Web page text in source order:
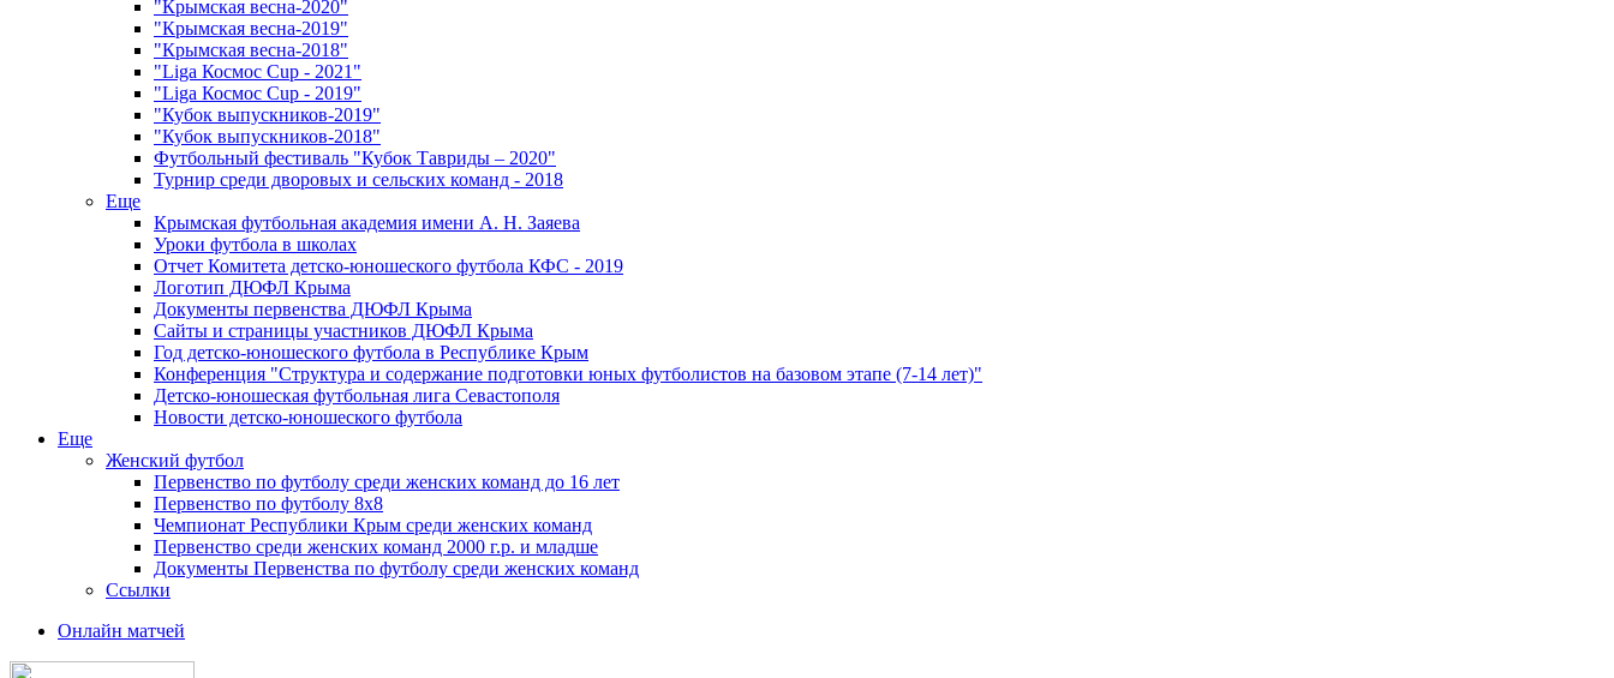
"Крымская весна-2020"
"Крымская весна-2019"
"Крымская весна-2018"
"Liga Космос Cup - 2021"
"Liga Космос Cup - 2019"
"Кубок выпускников-2019"
"Кубок выпускников-2018"
Футбольный фестиваль "Кубок Тавриды – 2020"
Турнир среди дворовых и сельских команд - 2018
Еще
Крымская футбольная академия имени А. Н. Заяева
Уроки футбола в школах
Отчет Комитета детско-юношеского футбола КФС - 2019
Логотип ДЮФЛ Крыма
Документы первенства ДЮФЛ Крыма
Сайты и страницы участников ДЮФЛ Крыма
Год детско-юношеского футбола в Республике Крым
Конференция "Структура и содержание подготовки юных футболистов на базовом этапе (7-14 лет)"
Детско-юношеская футбольная лига Севастополя
Новости детско-юношеского футбола
Еще
Женский футбол
Первенство по футболу среди женских команд до 16 лет
Первенство по футболу 8х8
Чемпионат Республики Крым среди женских команд
Первенство среди женских команд 2000 г.р. и младше
Документы Первенства по футболу среди женских команд
Ссылки
Онлайн матчей